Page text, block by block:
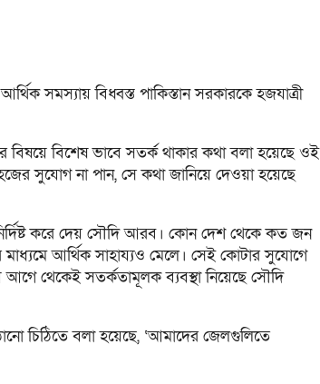
সমস্যায় বিধ্বস্ত পাকিস্তান সরকারকে হজযাত্রী
বিশেষ ভাবে সতর্ক থাকার কথা বলা হয়েছে ওই
সুযোগ না পান, সে কথা জানিয়ে দেওয়া হয়েছে
নির্দিষ্ট করে দেয় সৌদি আরব। কোন দেশ থেকে কত জন
আর্থিক সাহায্যও মেলে। সেই কোটার সুযোগে
আগে থেকেই সতর্কতামূলক ব্যবস্থা নিয়েছে সৌদি
চিঠিতে বলা হয়েছে, ‘আমাদের জেলগুলিতে